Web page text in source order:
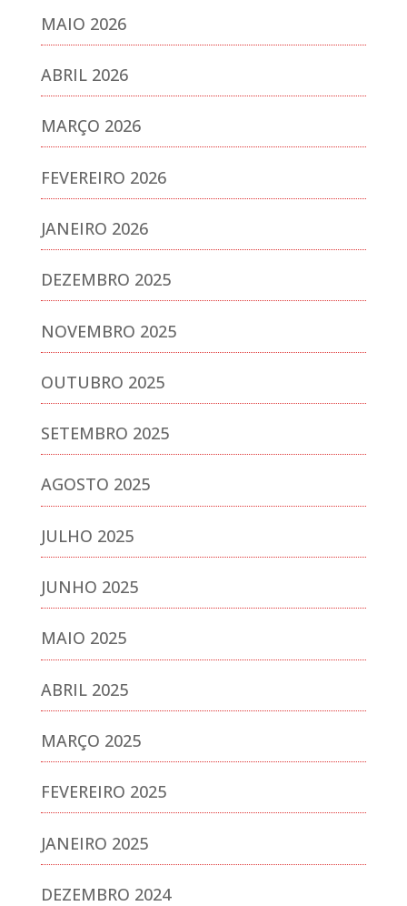
MAIO 2026
ABRIL 2026
MARÇO 2026
FEVEREIRO 2026
JANEIRO 2026
DEZEMBRO 2025
NOVEMBRO 2025
OUTUBRO 2025
SETEMBRO 2025
AGOSTO 2025
JULHO 2025
JUNHO 2025
MAIO 2025
ABRIL 2025
MARÇO 2025
FEVEREIRO 2025
JANEIRO 2025
DEZEMBRO 2024